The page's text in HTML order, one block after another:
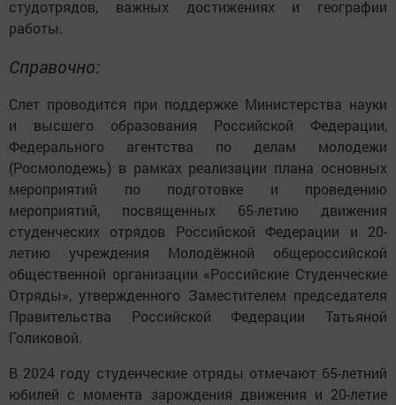
студотрядов, важных достижениях и географии
работы.
Справочно:
Слет проводится при поддержке Министерства науки
и высшего образования Российской Федерации,
Федерального агентства по делам молодежи
(Росмолодежь) в рамках реализации плана основных
мероприятий по подготовке и проведению
мероприятий, посвященных 65-летию движения
студенческих отрядов Российской Федерации и 20-
летию учреждения Молодёжной общероссийской
общественной организации «Российские Студенческие
Отряды», утвержденного Заместителем председателя
Правительства Российской Федерации Татьяной
Голиковой.
В 2024 году студенческие отряды отмечают 65-летний
юбилей с момента зарождения движения и 20-летие